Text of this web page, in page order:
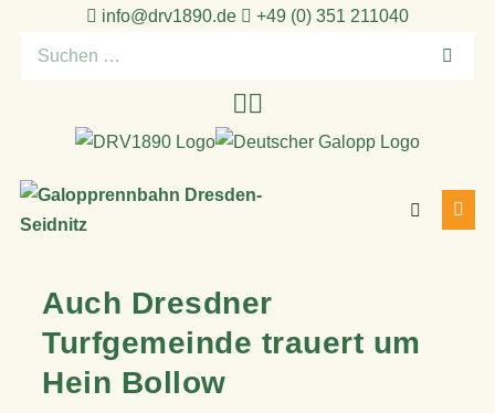
info@drv1890.de​
+49 (0) 351 211040
Suchen
Suche-
Auch Dresdner
Turfgemeinde trauert um
Hein Bollow